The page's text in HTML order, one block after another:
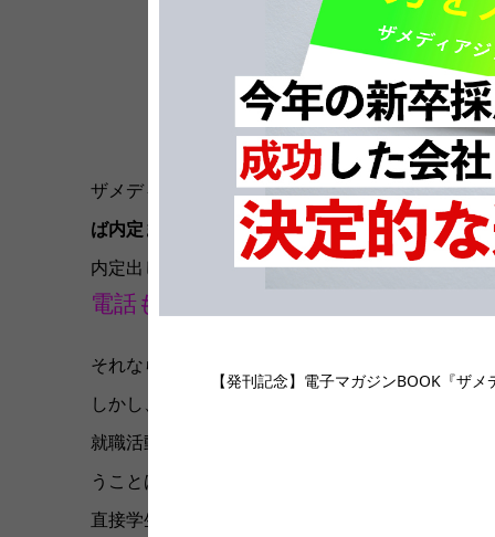
ザメディアジョンのお客様120社の合計で見ると
ば内定までたどり着くことがなかった学生
という
内定出しした学生の1割弱は、集客電話をして説
電話も有効なツールになりえる！ メ
それなら…「電話ではなく、メールでの案内でも
しかし、考えてみてください。
就職活動中の学生さんのもとには、日々100通近
うことは奇跡に等しいと言っても過言ではありませ
直接学生さんと話をするこの
【発刊記念】電子マガジンBOOK『ザ